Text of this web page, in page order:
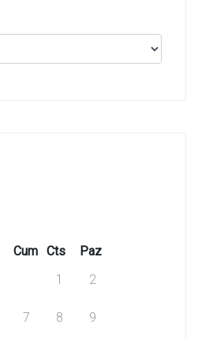
Cum Cts
Paz
1
2
7 8 9